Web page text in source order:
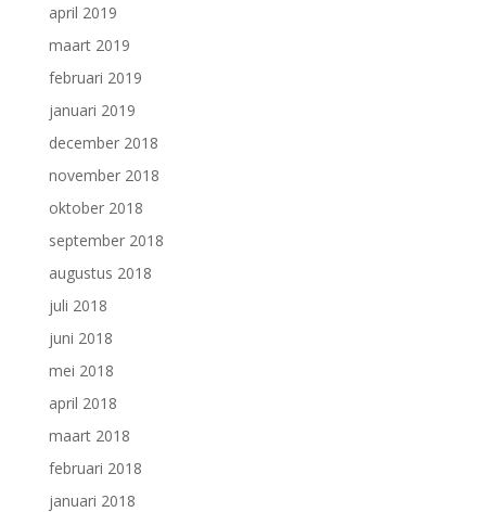
april 2019
maart 2019
februari 2019
januari 2019
december 2018
november 2018
oktober 2018
september 2018
augustus 2018
juli 2018
juni 2018
mei 2018
april 2018
maart 2018
februari 2018
januari 2018